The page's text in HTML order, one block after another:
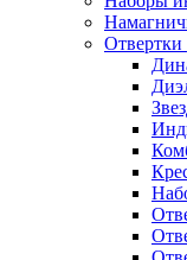
Отвертки